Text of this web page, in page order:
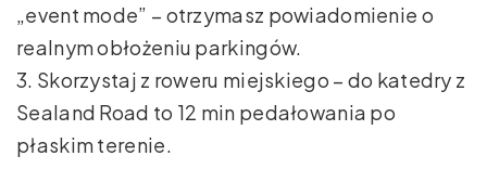
„event mode” – otrzymasz powiadomienie o
realnym obłożeniu parkingów.
3. Skorzystaj z roweru miejskiego – do katedry z
Sealand Road to 12 min pedałowania po
płaskim terenie.